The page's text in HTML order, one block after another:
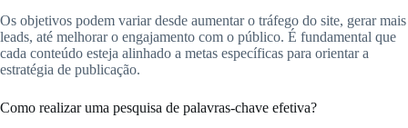
Os objetivos podem variar desde aumentar o tráfego do site, gerar mais
leads, até melhorar o engajamento com o público. É fundamental que
cada conteúdo esteja alinhado a metas específicas para orientar a
estratégia de publicação.
Como realizar uma pesquisa de palavras-chave efetiva?